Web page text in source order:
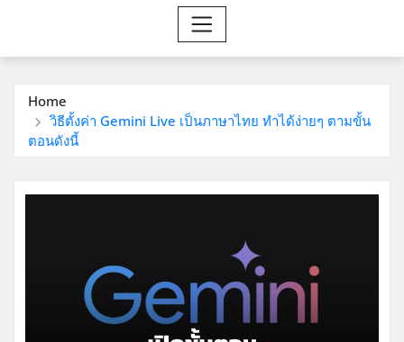
Home
วิธีตั้งค่า Gemini Live เป็นภาษาไทย ทำได้ง่ายๆ ตามขั้น
ตอนดังนี้